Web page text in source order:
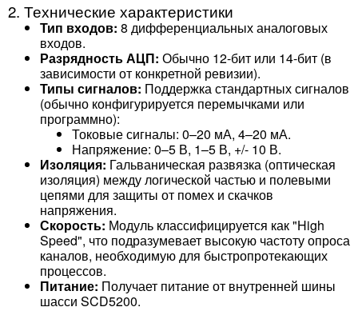
2. Технические характеристики
Тип входов: 8 дифференциальных аналоговых
входов.
Разрядность АЦП: Обычно 12-бит или 14-бит (в
зависимости от конкретной ревизии).
Типы сигналов: Поддержка стандартных сигналов
(обычно конфигурируется перемычками или
программно):
Токовые сигналы: 0–20 мА, 4–20 мА.
Напряжение: 0–5 В, 1–5 В, +/- 10 В.
Изоляция: Гальваническая развязка (оптическая
изоляция) между логической частью и полевыми
цепями для защиты от помех и скачков
напряжения.
Скорость: Модуль классифицируется как "High
Speed", что подразумевает высокую частоту опроса
каналов, необходимую для быстропротекающих
процессов.
Питание: Получает питание от внутренней шины
шасси SCD5200.